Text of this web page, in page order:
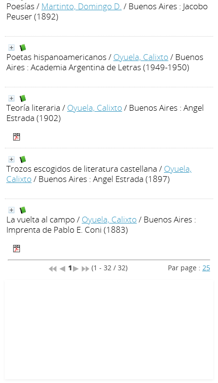
Poesías / Martinto, Domingo D. / Buenos Aires : Jacobo
Peuser (1892)
Poetas hispanoamericanos / Oyuela, Calixto / Buenos
Aires : Academia Argentina de Letras (1949-1950)
Teoría literaria / Oyuela, Calixto / Buenos Aires : Angel
Estrada (1902)
Trozos escogidos de literatura castellana / Oyuela,
Calixto / Buenos Aires : Angel Estrada (1897)
La vuelta al campo / Oyuela, Calixto / Buenos Aires :
Imprenta de Pablo E. Coni (1883)
1 (1 - 32 / 32) Par page : 25